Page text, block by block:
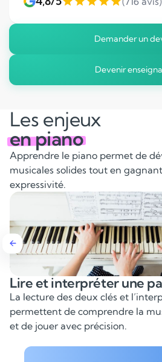
Demander un
Devenir
Les enjeux
en piano
Apprendre le piano permet de
musicales solides tout en
expressivité.
des nuances
en profondeur
Le